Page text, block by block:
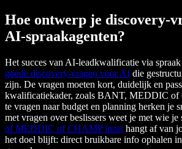
Hoe ontwerp je discovery-
AI-spraakagenten?
Het succes van AI-leadkwalificatie via
goede discovery-vragen voor AI die
zijn. De vragen moeten kort, duidelijk en
kwalificatiekader, zoals BANT, MEDDIC
te vragen naar budget en planning herken je
met vragen over beslissers weet je met wie je
of MEDDIC of CHAMP inzet hangt af van
het doel blijft: direct bruikbare info ophalen